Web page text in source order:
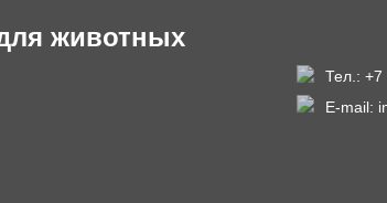
Тел.: +7
E-mail: